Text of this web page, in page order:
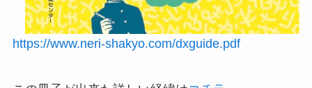
https://www.neri-shakyo.com/dxguide.pdf